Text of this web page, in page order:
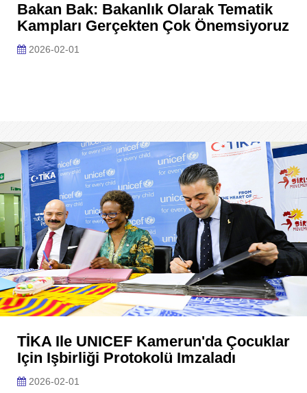
Bakan Bak: Bakanlık Olarak Tematik
Kampları Gerçekten Çok Önemsiyoruz
2026-02-01
TİKA Ile UNICEF Kamerun'da Çocuklar
Için Işbirliği Protokolü Imzaladı
2026-02-01